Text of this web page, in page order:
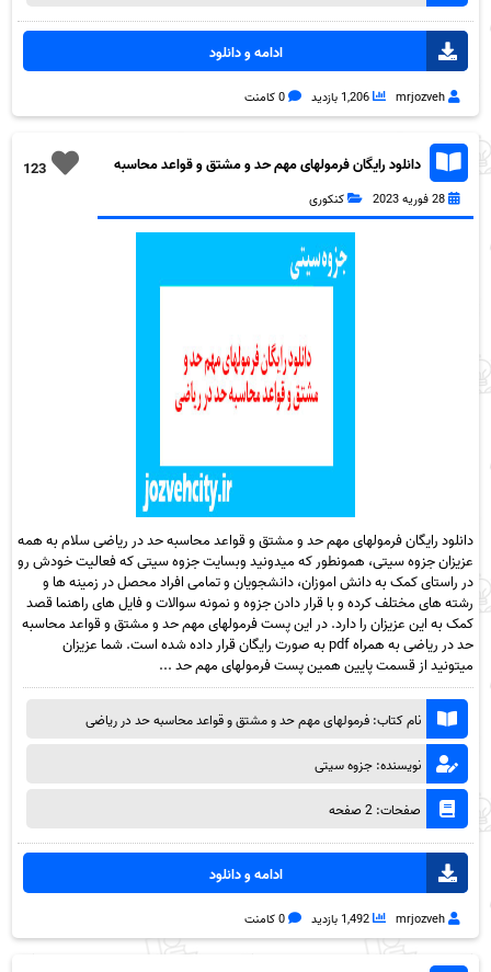
ادامه و دانلود
mrjozveh 1,206 بازدید 0 کامنت
123
دانلود رایگان فرمولهای مهم حد و مشتق و قواعد محاسبه
حد در ریاضی به همراه pdf
28 فوریه 2023 کنکوری
دانلود رایگان فرمولهای مهم حد و مشتق و قواعد محاسبه حد در ریاضی سلام به همه
عزیزان جزوه سیتی، همونطور که میدونید وبسایت جزوه سیتی که فعالیت خودش رو
در راستای کمک به دانش اموزان، دانشجویان و تمامی افراد محصل در زمینه ها و
رشته های مختلف کرده و با قرار دادن جزوه و نمونه سوالات و فایل های راهنما قصد
کمک به این عزیزان را دارد. در این پست فرمولهای مهم حد و مشتق و قواعد محاسبه
حد در ریاضی به همراه pdf به صورت رایگان قرار داده شده است. شما عزیزان
میتونید از قسمت پایین همین پست فرمولهای مهم حد ...
نام کتاب: فرمولهای مهم حد و مشتق و قواعد محاسبه حد در ریاضی
نویسنده: جزوه سیتی
صفحات: 2 صفحه
ادامه و دانلود
mrjozveh 1,492 بازدید 0 کامنت